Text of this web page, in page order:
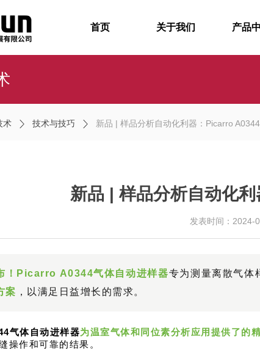
首页 关于我们 产品
术 技术与技巧 新品 | 样品分析自动化利器：Picarro
新品 | 样品分析自动化
发表时间：2024-
！Picarro A0344气体自动进样器专为测量离散气体
案 ，以满足日益增长的需求。
气体自动进样器为温室气体和同位素分析应用提供了的
操作和可靠的结果。